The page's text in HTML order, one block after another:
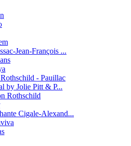
Jean-François ...
- Pauillac
by Jolie Pitt & P...
Rothschild
Cigale-Alexand...